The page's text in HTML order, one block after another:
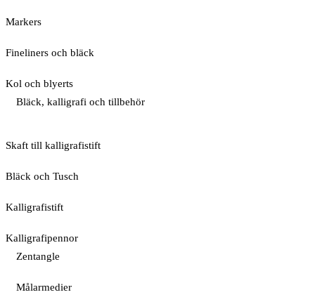
Markers
Fineliners och bläck
Kol och blyerts
Bläck, kalligrafi och tillbehör
Skaft till kalligrafistift
Bläck och Tusch
Kalligrafistift
Kalligrafipennor
Zentangle
Målarmedier